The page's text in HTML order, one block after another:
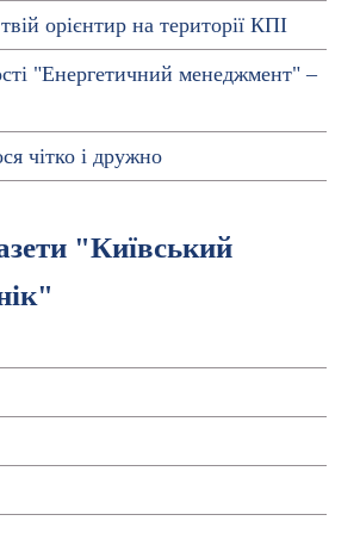
орієнтир на території КПІ
"Енергетичний менеджмент" –
чітко і дружно
"Київський